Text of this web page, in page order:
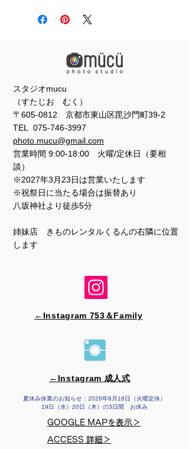
スタジオmucu
（すたじお むく）
〒605-0812 京都市東山区毘沙門町39-2
TEL 075-746-3997
photo.mucu@gmail.com
営業時間 9:00-18:00 火曜/定休日（要相
談）
※2027年3月23日は営業いたします
※祝祭日に当たる場合は振替あり
​​八坂神社より徒歩5分
姉妹店 きものレンタルくるんの右隣に位置
します
←Instagram 753＆​Family
←Instagram 成人式
夏休み休業のお知らせ：2026年8月18日（火曜定休）
19日（水）20日（木）の3日間 お休み
GOOGLE MAPを表示＞
ACCESS 詳細＞